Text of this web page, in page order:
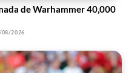
de Warhammer 40,000
08/2026